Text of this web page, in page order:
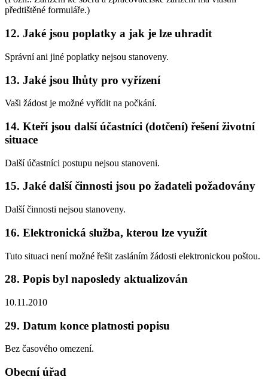
předtištěné formuláře.)
12. Jaké jsou poplatky a jak je lze uhradit
Správní ani jiné poplatky nejsou stanoveny.
13. Jaké jsou lhůty pro vyřízení
Vaši žádost je možné vyřídit na počkání.
14. Kteří jsou další účastníci (dotčení) řešení životní
situace
Další účastníci postupu nejsou stanoveni.
15. Jaké další činnosti jsou po žadateli požadovány
Další činnosti nejsou stanoveny.
16. Elektronická služba, kterou lze využít
Tuto situaci není možné řešit zasláním žádosti elektronickou poštou.
28. Popis byl naposledy aktualizován
10.11.2010
29. Datum konce platnosti popisu
Bez časového omezení.
Obecní úřad